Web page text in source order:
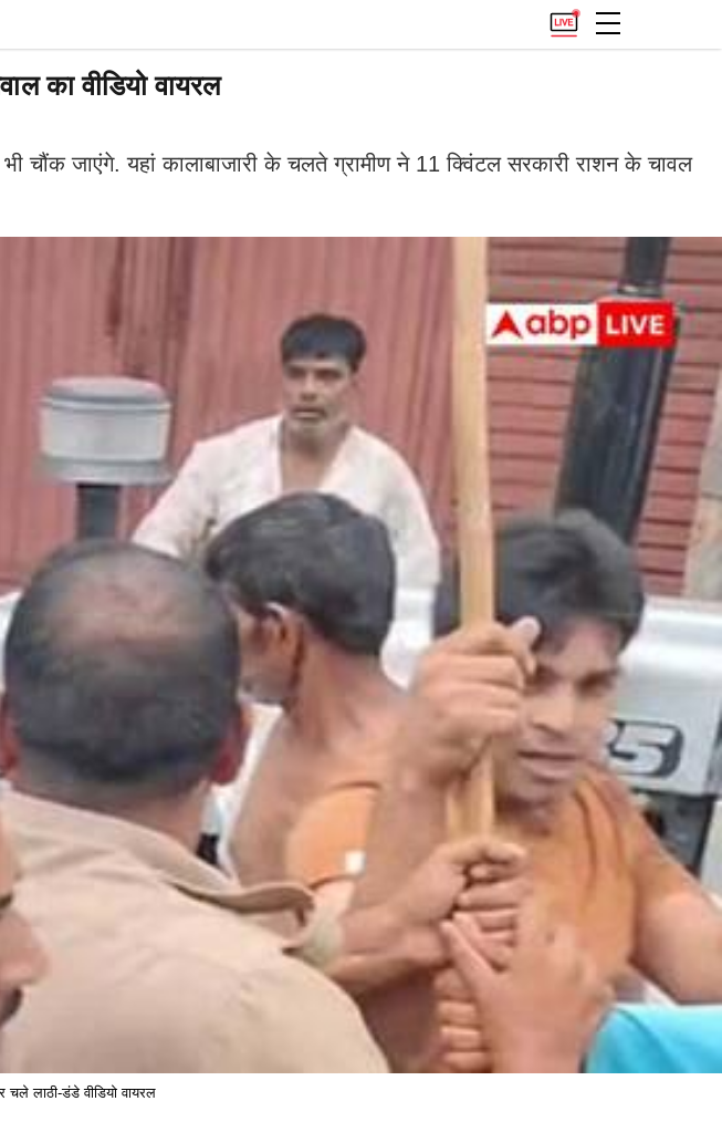
का वीडियो वायरल
जाएंगे. यहां कालाबाजारी के चलते ग्रामीण ने 11 क्विंटल सरकारी राशन के चावल
लाठी-डंडे वीडियो वायरल